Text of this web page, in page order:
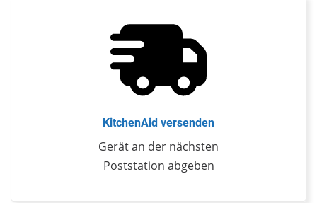
KitchenAid versenden
Gerät an der nächsten
Poststation abgeben